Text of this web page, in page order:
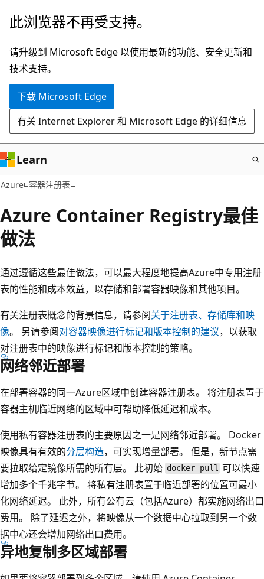
跳
主
要
内
此浏览器不再受支持。
请升级到 Microsoft Edge 以使用最新的功能、安全更新和
技术支持。
下载 Microsoft Edge
有关 Internet Explorer 和 Microsoft Edge 的详细信息
Learn
Azure 容器注册表
Azure Container Registry最佳
做法
通过遵循这些最佳做法，可以最大程度地提高Azure中专用注册
表的性能和成本效益，以存储和部署容器映像和其他项目。
有关注册表概念的背景信息，请参阅关于注册表、存储库和映
像。 另请参阅对容器映像进行标记和版本控制的建议，以获取
对注册表中的映像进行标记和版本控制的策略。
网络邻近部署
在部署容器的同一Azure区域中创建容器注册表。 将注册表置于
容器主机临近网络的区域中可帮助降低延迟和成本。
使用私有容器注册表的主要原因之一是网络邻近部署。 Docker
映像具有有效的分层构造，可实现增量部署。 但是，新节点需
要拉取给定镜像所需的所有层。 此初始 docker pull 可以快速
增加多个千兆字节。 将私有注册表置于临近部署的位置可最小
化网络延迟。 此外，所有公有云（包括Azure）都实施网络出口
费用。 除了延迟之外，将映像从一个数据中心拉取到另一个数
据中心还会增加网络出口费用。
异地复制多区域部署